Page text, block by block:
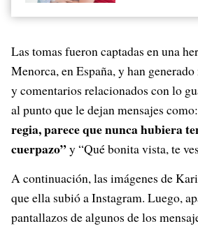
Las tomas fueron captadas en una
Menorca, en España, y han generado
y comentarios relacionados con lo
al punto que le dejan mensajes como:
regia, parece que nunca hubiera
cuerpazo”y “Qué bonita vista, te
A continuación, las imágenes de
que ella subió a Instagram. Luego,
pantallazos de algunos de los